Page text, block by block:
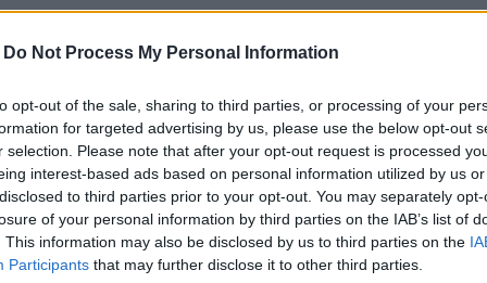
Do Not Process My Personal Information
opt-out of the sale, sharing to third parties, or processing of your
for targeted advertising by us, please use the below opt-out
selection. Please note that after your opt-out request is processed
interest-based ads based on personal information utilized by us
to third parties prior to your opt-out. You may separately
of your personal information by third parties on the IAB’s list of
This information may also be disclosed by us to third parties on the
Participants that may further disclose it to other third parties.
de plancher sur la technologie ORTC au sein du
sans plugin, les serveurs de la société connaissent
en Asie.